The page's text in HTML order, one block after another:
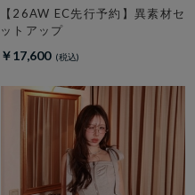
【26AW EC先行予約】異素材セ
ットアップ
￥17,600